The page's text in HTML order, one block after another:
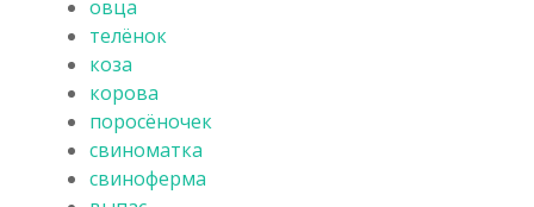
овца
телёнок
коза
корова
поросёночек
свиноматка
свиноферма